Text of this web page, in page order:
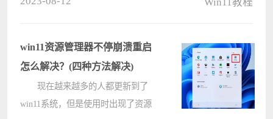
一下win11 512g固态硬盘最佳分区方
案????
win11资源管理器不停崩溃重启
怎么解决？(四种方法解决)
现在越来越多的人都更新到了
win11系统，但是使用时出现了资源